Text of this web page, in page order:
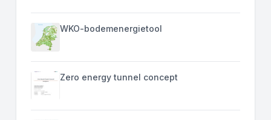
WKO-bodemenergietool
Zero energy tunnel concept